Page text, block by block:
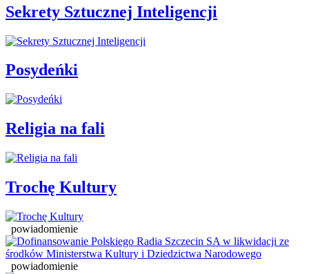
Sekrety Sztucznej Inteligencji
Posydeńki
Religia na fali
Trochę Kultury
powiadomienie
powiadomienie